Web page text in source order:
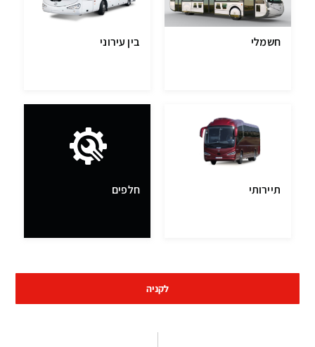
חשמלי בין עירוני
תיירותי חלפים
לקניה